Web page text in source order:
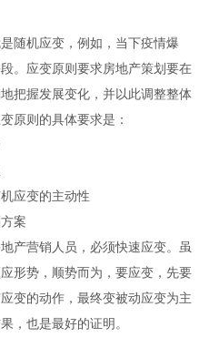
随机应变，例如，当下疫情爆
。应变原则要求房地产策划要在
把握发展变化，并以此调整整体
原则的具体要求是：
应变的主动性
案
产营销人员，必须快速应变。虽
形势，顺势而为，要应变，先要
变的动作，最终变被动应变为主
，也是最好的证明。